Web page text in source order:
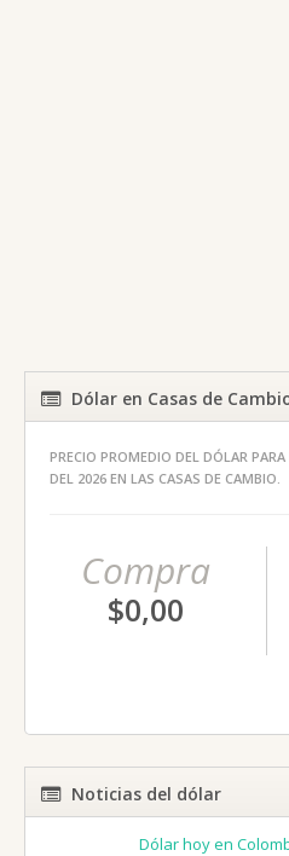
Dólar en Casas de
PRECIO PROMEDIO DEL DÓLAR
DEL 2026 EN LAS CASAS DE CAMBIO.
Compra
$0,00
Noticias del dólar
Dólar hoy en